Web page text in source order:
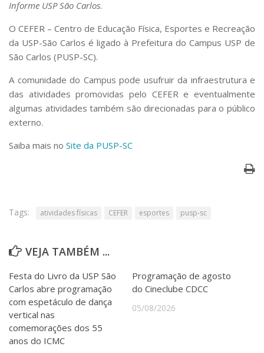
Serviços
Apoio ao Estudante
Segurança, Trânsito e Prevenção
RH, Administrativo e Financeiro
Comunicação
Assessorias e Mídias
Aplicativos e Sites
Agenda de Eventos
Informe USP São Carlos.
O CEFER – Centro de Educação Física, Esportes e Recreação
da USP-São Carlos é ligado à Prefeitura do Campus USP de
São Carlos (PUSP-SC).
A comunidade do Campus pode usufruir da infraestrutura e
das atividades promovidas pelo CEFER e eventualmente
algumas atividades também são direcionadas para o público
externo.
Saiba mais no Site da PUSP-SC
Tags: atividades físicas CEFER esportes pusp-sc
VEJA TAMBÉM ...
Festa do Livro da USP São
Carlos abre programação
com espetáculo de dança
vertical nas
comemorações dos 55
anos do ICMC
Programação de agosto
do Cineclube CDCC
05/08/2026